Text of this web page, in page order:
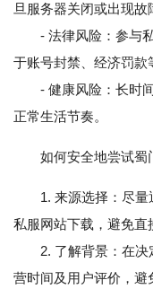
旦服务器关闭或出现故
- 法律风险：参与私
于账号封禁、经济罚款
- 健康风险：长时间
正常生活节奏。
如何安全地尝试蜀
1. 来源选择：尽
私服网站下载，避免直
2. 了解背景：在决
营时间及用户评价，避